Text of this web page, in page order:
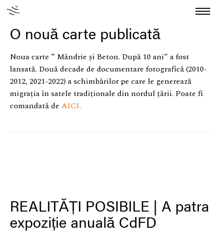
Home
Despre noi
Autori
Contact
O nouă carte publicată
Noua carte ” Mândrie și Beton. După 10 ani” a fost
lansată. Două decade de documentare fotografică (2010-
2012, 2021-2022) a schimbărilor pe care le generează
migrația în satele tradiționale din nordul țării. Poate fi
comandată de AICI.
REALITĂȚI POSIBILE | A patra
expoziție anuală CdFD